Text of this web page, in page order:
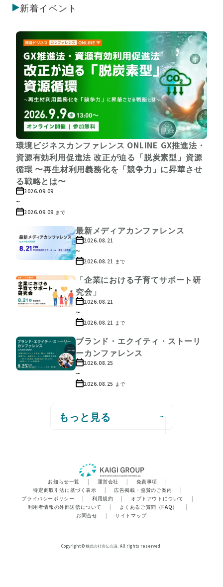
新着イベント
環境ビジネスカンファレンス ONLINE GX推進法・
資源有効利用促進法 改正が迫る「脱炭素型」資源
循環 〜再生材利用義務化を「競争力」に昇華させ
る戦略とは〜
2026.09.09
~
2026.09.09 まで
最新メディアカンファレンス
2026.08.21
~
2026.08.21 まで
「企業における子育てサポート研
究会」
2026.08.21
~
2026.08.21 まで
ブランド・エクイティ・ストーリ
ーカンファレンス
2026.08.25
~
2026.08.25 まで
もっと見る
お知らせ一覧 | 運営会社 | 免責事項
|
特定商取引法に基づく表示
| 広告掲載・協賛のご案内
|
プライバシーポリシー
| 利用規約 | オプトアウトについて
|
利用者情報の外部送信について
| よくあるご質問（FAQ）
|
お問合せ
| サイトマップ
Copyright © 株式会社宣伝会議. All rights reserved.